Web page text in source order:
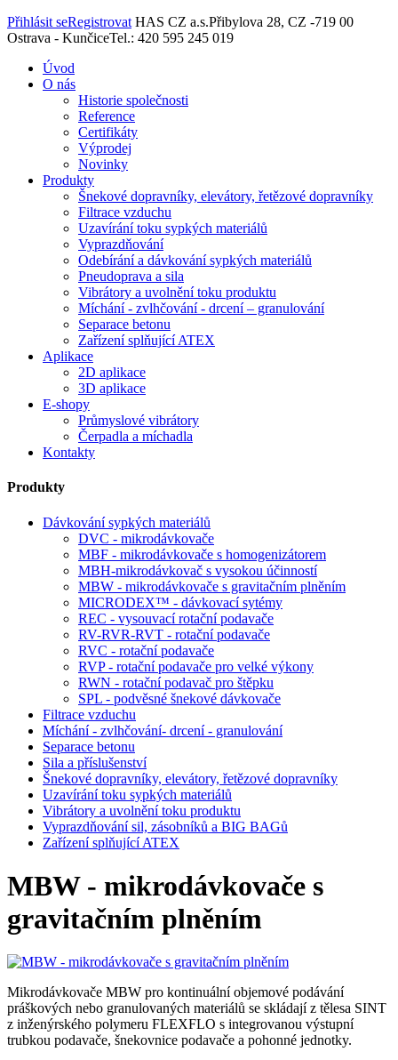
Přihlásit seRegistrovat HAS CZ a.s.Přibylova 28, CZ -719 00
Ostrava - KunčiceTel.: 420 595 245 019
Úvod
O nás
Historie společnosti
Reference
Certifikáty
Výprodej
Novinky
Produkty
Šnekové dopravníky, elevátory, řetězové dopravníky
Filtrace vzduchu
Uzavírání toku sypkých materiálů
Vyprazdňování
Odebírání a dávkování sypkých materiálů
Pneudoprava a sila
Vibrátory a uvolnění toku produktu
Míchání - zvlhčování - drcení – granulování
Separace betonu
Zařízení splňující ATEX
Aplikace
2D aplikace
3D aplikace
E-shopy
Průmyslové vibrátory
Čerpadla a míchadla
Kontakty
Produkty
Dávkování sypkých materiálů
DVC - mikrodávkovače
MBF - mikrodávkovače s homogenizátorem
MBH-mikrodávkovač s vysokou účinností
MBW - mikrodávkovače s gravitačním plněním
MICRODEX™ - dávkovací sytémy
REC - vysouvací rotační podavače
RV-RVR-RVT - rotační podavače
RVC - rotační podavače
RVP - rotační podavače pro velké výkony
RWN - rotační podavač pro štěpku
SPL - podvěsné šnekové dávkovače
Filtrace vzduchu
Míchání - zvlhčování- drcení - granulování
Separace betonu
Sila a příslušenství
Šnekové dopravníky, elevátory, řetězové dopravníky
Uzavírání toku sypkých materiálů
Vibrátory a uvolnění toku produktu
Vyprazdňování sil, zásobníků a BIG BAGů
Zařízení splňující ATEX
MBW - mikrodávkovače s
gravitačním plněním
Mikrodávkovače MBW pro kontinuální objemové podávání
práškových nebo granulovaných materiálů se skládají z tělesa SINT
z inženýrského polymeru FLEXFLO s integrovanou výstupní
trubkou podavače, šnekovnice podavače a pohonné jednotky.